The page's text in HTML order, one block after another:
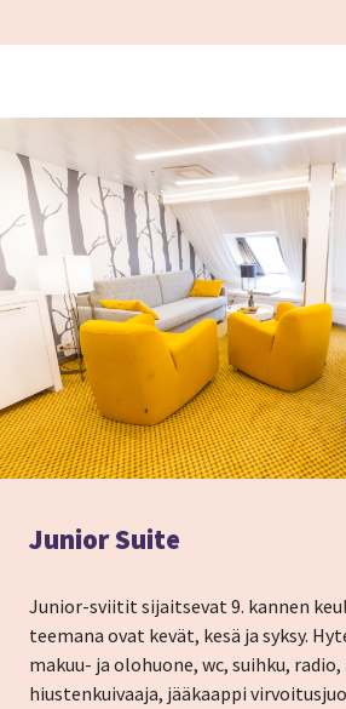
Junior Suite
Junior-sviitit sijaitsevat 9. kannen
teemana ovat kevät, kesä ja syksy.
makuu- ja olohuone, wc, suihku, radio,
hiustenkuivaaja, jääkaappi